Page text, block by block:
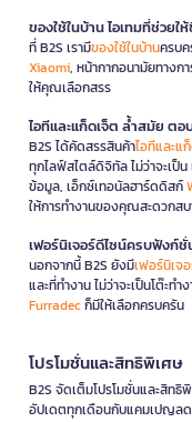
ของใช้ในบ้าน ไอเทมที่ช่วย
ที่ B2S เรามีของใช้ในบ้านครบค
Xiaomi, หน้ากากอนามัยทางก
ให้คุณเลือกสรร
ไอทีและแก็ดเจ็ต ล้ำสมัย ต
B2S ได้คัดสรรสินค้าไอทีและแ
ทุกไลฟ์สไตล์ดิจิทัล ไม่ว่าจะเป็น
ข้อมูล, เอ็กซ์เทอนัลฮาร์ดดิสก์
ให้การทำงานของคุณสะดวกส
เฟอร์นิเจอร์ดีไซน์ครบฟังก์ชั่
นอกจากนี้ B2S ยังมีเฟอร์นิเจ
และที่ทำงาน ไม่ว่าจะเป็นโต๊ะท
Furradecก็มีให้เลือกครบครัน
โปรโมชั่นและสิทธิพิเศษ
B2S จัดเต็มโปรโมชั่นและสิท
อัปเดตทุกเดือนกับแคมเปญลด